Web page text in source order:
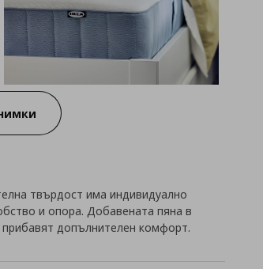
твърдост има индивидуално
и опора. Добавената пяна в
допълнителен комфорт.